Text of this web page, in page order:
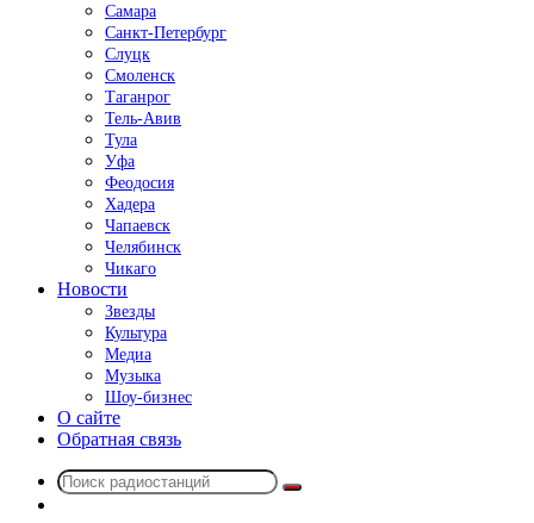
Самара
Санкт-Петербург
Слуцк
Смоленск
Таганрог
Тель-Авив
Тула
Уфа
Феодосия
Хадера
Чапаевск
Челябинск
Чикаго
Новости
Звезды
Культура
Медиа
Музыка
Шоу-бизнес
О сайте
Обратная связь
Поиск